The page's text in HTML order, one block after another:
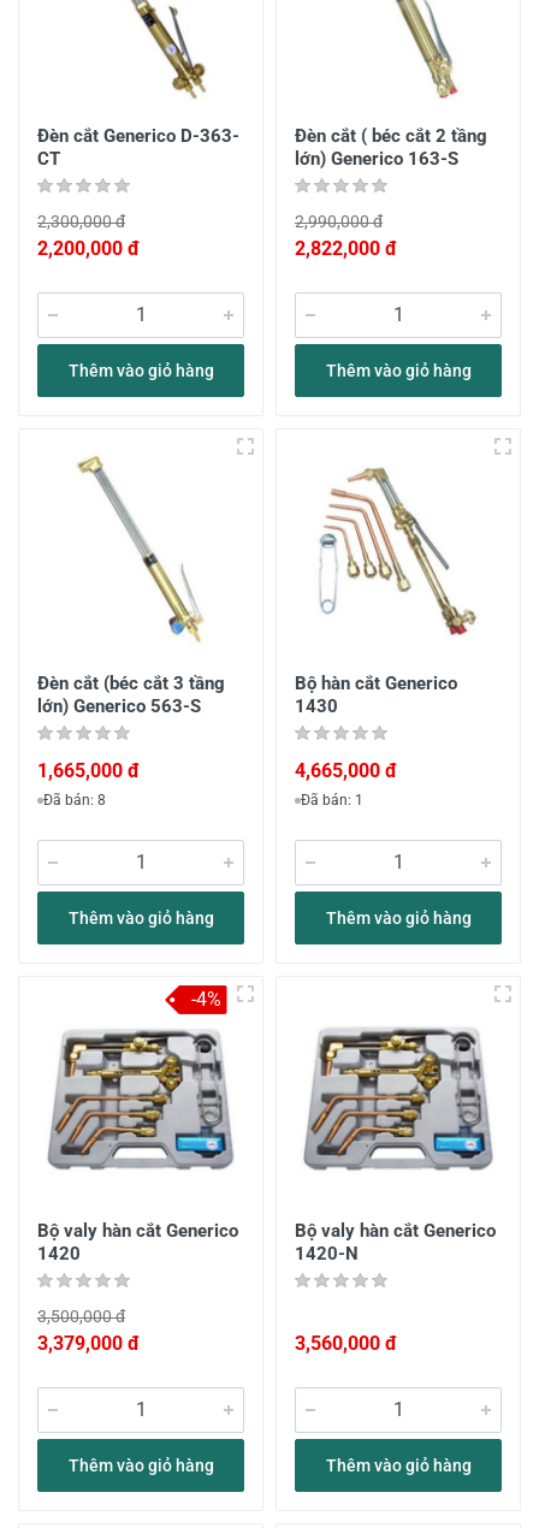
Đèn cắt Generico D-363-
CT
2,300,000 đ
2,200,000 đ
Thêm vào giỏ hàng
Đèn cắt ( béc cắt 2 tầng
lớn) Generico 163-S
2,990,000 đ
2,822,000 đ
Thêm vào giỏ hàng
Đèn cắt (béc cắt 3 tầng
lớn) Generico 563-S
1,665,000 đ
Đã bán: 8
Thêm vào giỏ hàng
Bộ hàn cắt Generico
1430
4,665,000 đ
Đã bán: 1
Thêm vào giỏ hàng
Bộ valy hàn cắt Generico
1420
3,500,000 đ
3,379,000 đ
Thêm vào giỏ hàng
-4%
Bộ valy hàn cắt Generico
1420-N
3,560,000 đ
Thêm vào giỏ hàng